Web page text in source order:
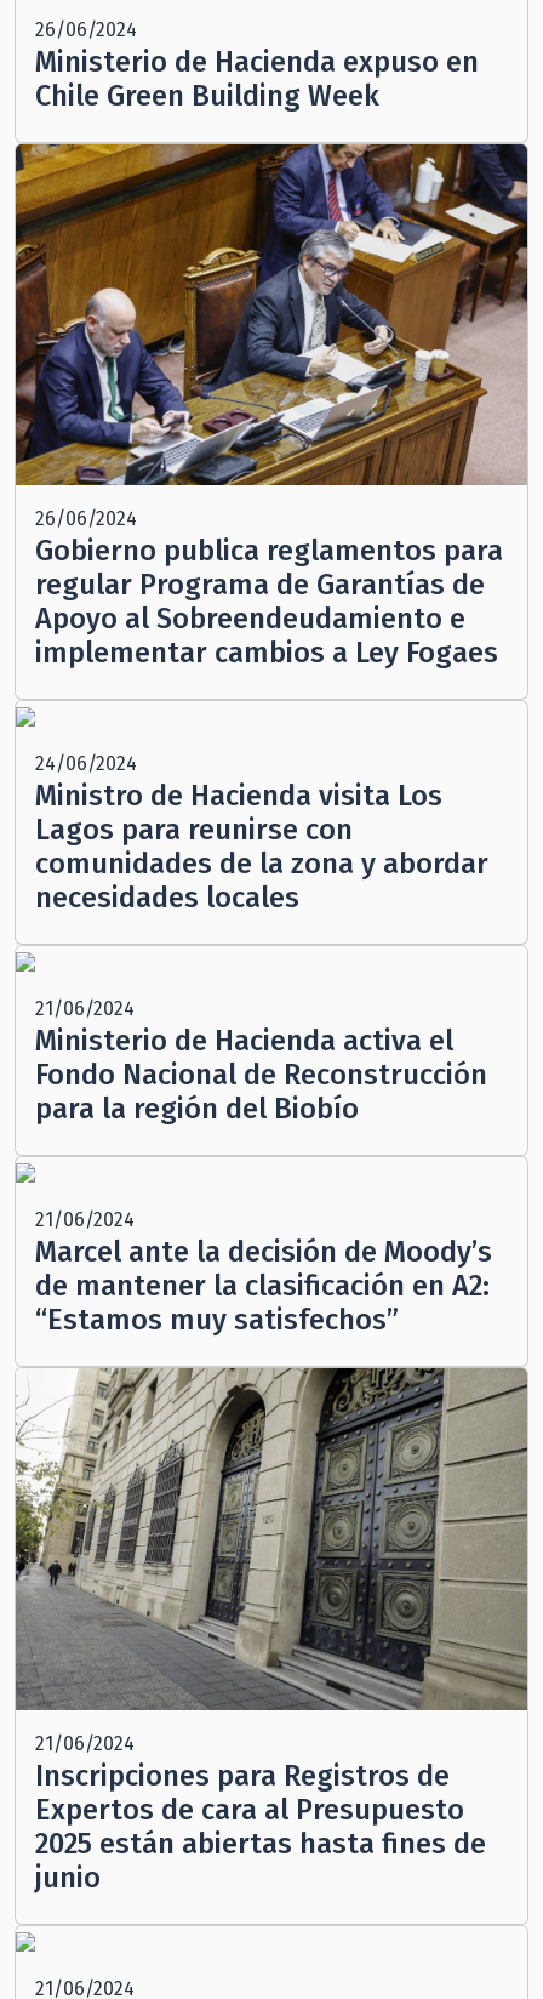
26/06/2024
Ministerio de Hacienda expuso en
Chile Green Building Week
26/06/2024
Gobierno publica reglamentos para
regular Programa de Garantías de
Apoyo al Sobreendeudamiento e
implementar cambios a Ley Fogaes
24/06/2024
Ministro de Hacienda visita Los
Lagos para reunirse con
comunidades de la zona y abordar
necesidades locales
21/06/2024
Ministerio de Hacienda activa el
Fondo Nacional de Reconstrucción
para la región del Biobío
21/06/2024
Marcel ante la decisión de Moody’s
de mantener la clasificación en A2:
“Estamos muy satisfechos”
21/06/2024
Inscripciones para Registros de
Expertos de cara al Presupuesto
2025 están abiertas hasta fines de
junio
21/06/2024